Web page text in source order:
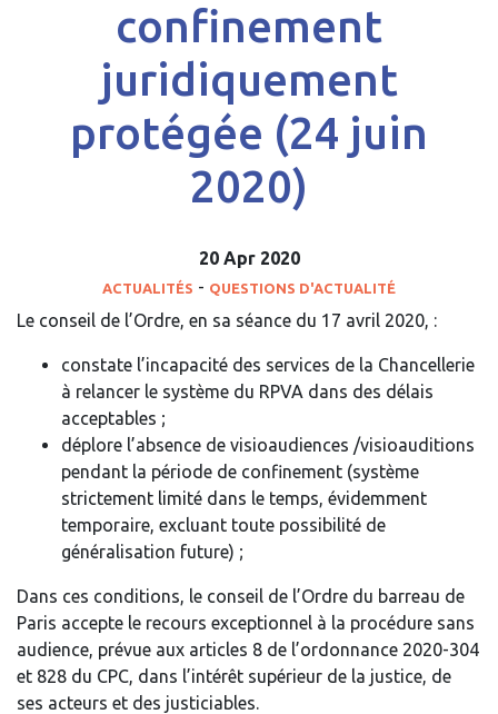
confinement
juridiquement
protégée (24 juin
2020)
20 Apr 2020
ACTUALITÉS QUESTIONS D'ACTUALITÉ
Le conseil de l’Ordre, en sa séance du 17 avril 2020, :
constate l’incapacité des services de la Chancellerie
à relancer le système du RPVA dans des délais
acceptables ;
déplore l’absence de visioaudiences /visioauditions
pendant la période de confinement (système
strictement limité dans le temps, évidemment
temporaire, excluant toute possibilité de
généralisation future) ;
Dans ces conditions, le conseil de l’Ordre du barreau de
Paris accepte le recours exceptionnel à la procédure sans
audience, prévue aux articles 8 de l’ordonnance 2020-304
et 828 du CPC, dans l’intérêt supérieur de la justice, de
ses acteurs et des justiciables.